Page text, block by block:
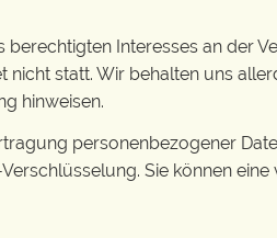
Interesses an der
statt. Wir behalten uns
hinweisen.
personenbezogener
Sie können